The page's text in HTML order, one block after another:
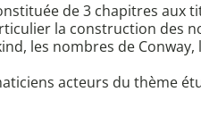
de 3 chapitres aux
la construction des
les nombres de
acteurs du thème